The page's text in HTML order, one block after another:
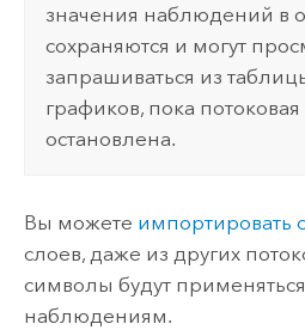
значения наблюдений в
сохраняются и могут
запрашиваться из
графиков, пока
остановлена.
Вы можете импортировать
слоев, даже из других
символы будут
наблюдениям.